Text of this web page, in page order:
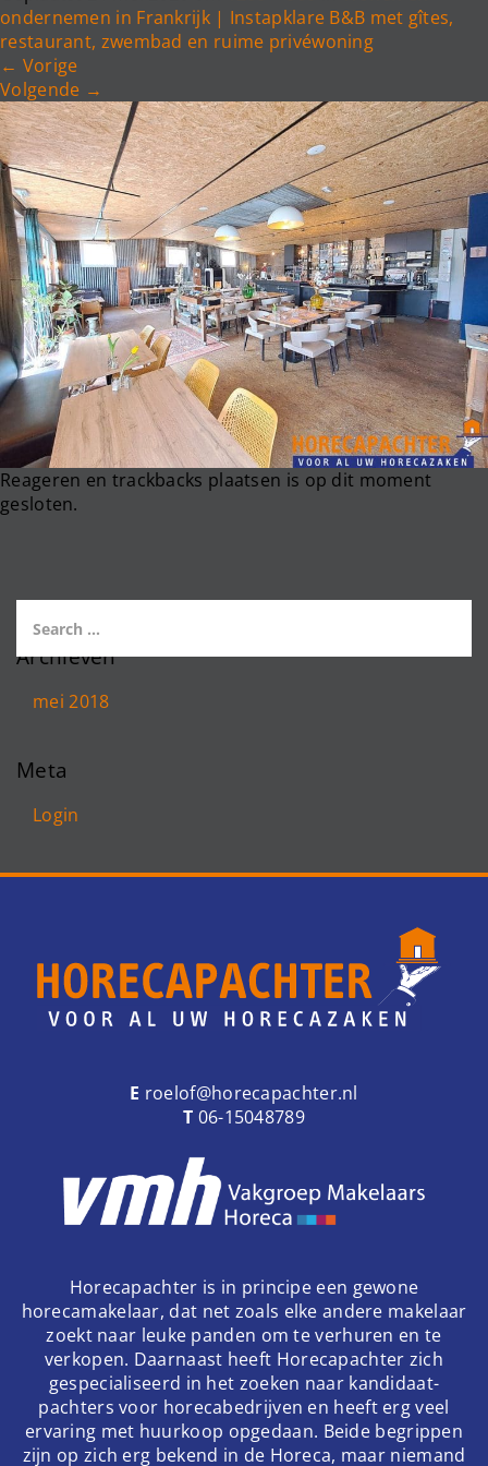
e
i
g
a
t
i
o
n
ondernemen in Frankrijk | Instapklare B&B met gîtes,
restaurant, zwembad en ruime privéwoning
← Vorige
Volgende →
Reageren en trackbacks plaatsen is op dit moment
gesloten.
Archieven
mei 2018
Meta
Login
E roelof@horecapachter.nl
T 06-15048789
Horecapachter is in principe een gewone
horecamakelaar, dat net zoals elke andere makelaar
zoekt naar leuke panden om te verhuren en te
verkopen. Daarnaast heeft Horecapachter zich
gespecialiseerd in het zoeken naar kandidaat-
pachters voor horecabedrijven en heeft erg veel
ervaring met huurkoop opgedaan. Beide begrippen
zijn op zich erg bekend in de Horeca, maar niemand